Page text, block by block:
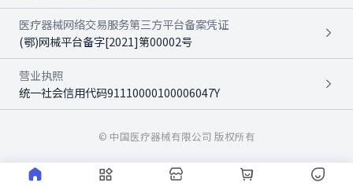
医疗器械网络交易服务第三方平台备案凭证
(鄂)网械平台备字[2021]第00002号
营业执照
统一社会信用代码91110000100006047Y
© 中国医疗器械有限公司 版权所有